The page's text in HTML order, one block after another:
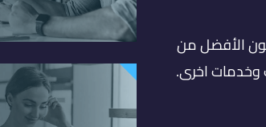
الأفضل من
وخدمات اخرى.